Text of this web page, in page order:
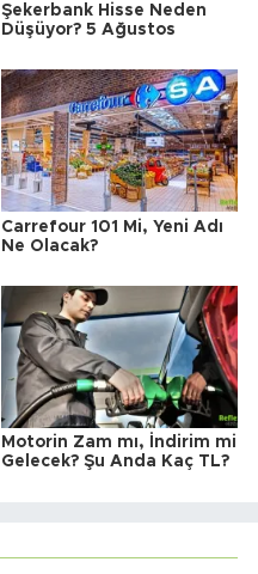
Şekerbank Hisse Neden
Düşüyor? 5 Ağustos
Carrefour 101 Mi, Yeni Adı
Ne Olacak?
Motorin Zam mı, İndirim mi
Gelecek? Şu Anda Kaç TL?